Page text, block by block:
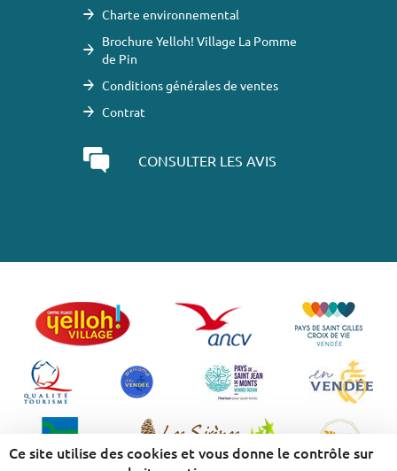
Ce site utilise des cookies et vous donne le contrôle sur
Charte environnemental
Brochure Yelloh! Village La Pomme
de Pin
Conditions générales de ventes
Contrat
CONSULTER LES AVIS